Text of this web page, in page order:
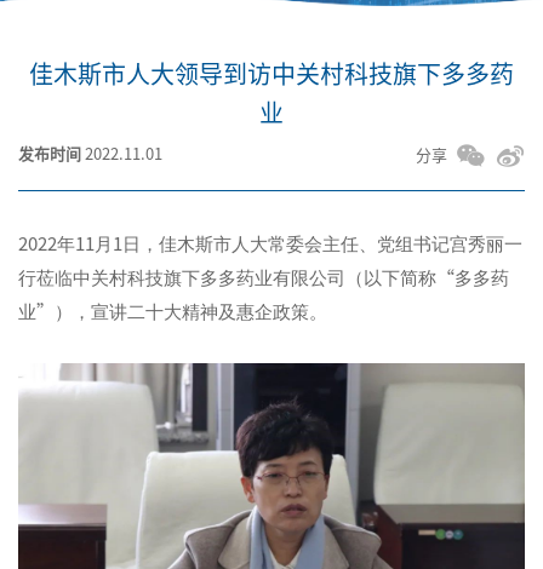
佳木斯市人大领导到访中关村科技旗下多多药
业
发布时间 2022.11.01 分享
2022年11 月 1 日，佳木斯市人大常委会主任、党组书记宫秀丽一
行莅临中关村科技旗下多多药业有限公司（以下简称 “多多药
业” ），宣讲二十大精神及惠企政策。